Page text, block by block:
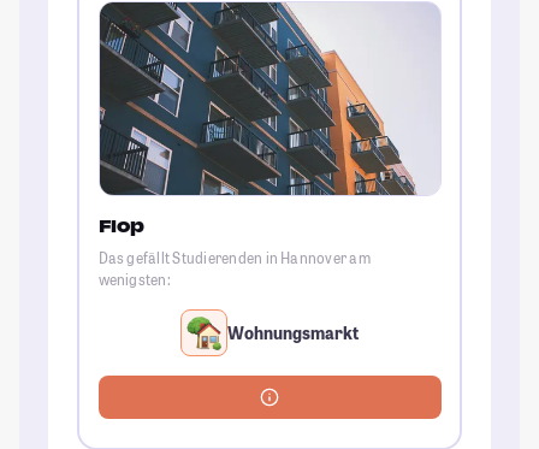
Flop
Das gefällt Studierenden in Hannover am
wenigsten:
Wohnungsmarkt